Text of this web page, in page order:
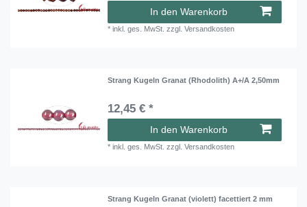
In den Warenkorb
*inkl. ges. MwSt. zzgl.Versandkosten
Strang Kugeln Granat (Rhodolith) A+/A 2,50mm
12,45 € *
In den Warenkorb
*inkl. ges. MwSt. zzgl.Versandkosten
Strang Kugeln Granat (violett) facettiert 2 mm